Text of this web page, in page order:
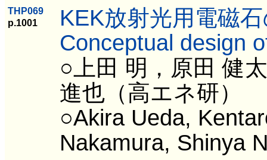
THP069
p.1001
KEK放射光用電磁
Conceptual design
○上田 明，原田 健
進也（高エネ研）
○Akira Ueda,
Nakamura, Shinya